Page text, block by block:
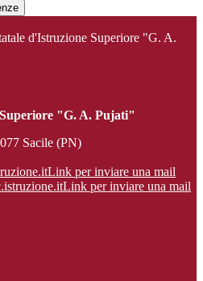
d'Istruzione Superiore "G. A.
"G. A. Pujati"
Sacile (PN)
Link per inviare una mail
Link per inviare una mail